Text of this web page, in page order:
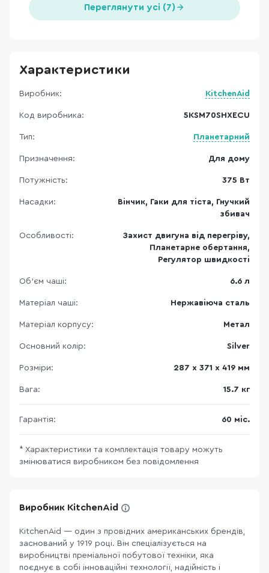
Переглянути усі (7)
Характеристики
Виробник: KitchenAid
Код виробника: 5KSM70SHXECU
Тип: Планетарний
Призначення: Для дому
Потужність: 375 Вт
Насадки:
Вінчик, Гаки для тіста, Гнучкий
збивач
Особливості:
Захист двигуна від перегріву,
Планетарне обертання,
Регулятор швидкості
Об'єм чаші: 6.6 л
Матеріал чаші: Нержавіюча сталь
Матеріал корпусу: Метал
Основний колір: Silver
Розміри: 287 х 371 х 419 мм
Вага: 15.7 кг
Гарантія: 60 міс.
* Характеристики та комплектація товару можуть
змінюватися виробником без повідомлення
Виробник KitchenAid
KitchenAid — один з провідних американських брендів,
заснований у 1919 році. Він спеціалізується на
виробництві преміальної побутової техніки, яка
поєднує в собі інноваційні технології, надійність і